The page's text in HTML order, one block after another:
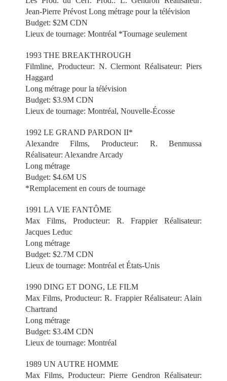
Jean-Pierre Prévost Long métrage pour la télévision
Budget: $2M CDN
Lieux de tournage: Montréal *Tournage seulement
1993 THE BREAKTHROUGH
Filmline, Producteur: N. Clermont Réalisateur: Piers
Haggard
Long métrage pour la télévision
Budget: $3.9M CDN
Lieux de tournage: Montréal, Nouvelle-Écosse
1992 LE GRAND PARDON II*
Alexandre Films, Producteur: R. Benmussa
Réalisateur: Alexandre Arcady
Long métrage
Budget: $4.6M US
*Remplacement en cours de tournage
1991 LA VIE FANTÔME
Max Films, Producteur: R. Frappier Réalisateur:
Jacques Leduc
Long métrage
Budget: $2.7M CDN
Lieux de tournage: Montréal et États-Unis
1990 DING ET DONG, LE FILM
Max Films, Producteur: R. Frappier Réalisateur: Alain
Chartrand
Long métrage
Budget: $3.4M CDN
Lieux de tournage: Montréal
1989 UN AUTRE HOMME
Max Films, Producteur: Pierre Gendron Réalisateur: